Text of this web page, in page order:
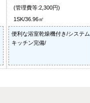
(管理費等:2,300円)
1SK/36.96㎡
便利な浴室乾燥機付き/システム
キッチン完備/